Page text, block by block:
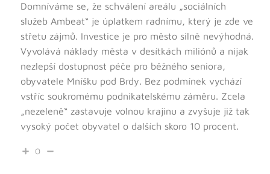
Domníváme se, že schválení areálu „sociálních
služeb Ambeat“ je úplatkem radnímu, který je zde ve
střetu zájmů. Investice je pro město silně nevýhodná.
Vyvolává náklady města v desítkách miliónů a nijak
nezlepší dostupnost péče pro běžného seniora,
obyvatele Mníšku pod Brdy. Bez podmínek vychází
vstříc soukromému podnikatelskému záměru. Zcela
„nezeleně“ zastavuje volnou krajinu a zvyšuje již tak
vysoký počet obyvatel o dalších skoro 10 procent.
0